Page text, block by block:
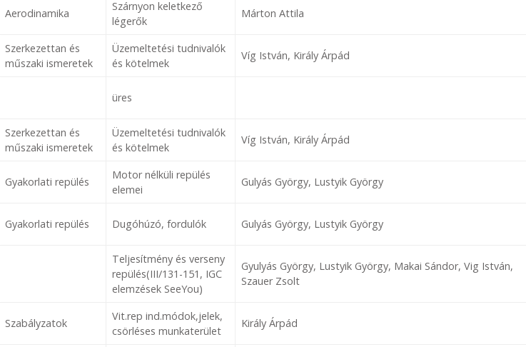
Aerodinamika
Szárnyon keletkező
légerők
Márton Attila
Szerkezettan és
műszaki ismeretek
Üzemeltetési tudnivalók
és kötelmek
Víg István, Király Árpád
üres
Szerkezettan és
műszaki ismeretek
Üzemeltetési tudnivalók
és kötelmek
Víg István, Király Árpád
Gyakorlati repülés
Motor nélküli repülés
elemei
Gulyás György, Lustyik György
Gyakorlati repülés Dugóhúzó, fordulók Gulyás György, Lustyik György
Teljesítmény és verseny
repülés(III/131-151, IGC
elemzések SeeYou)
Gyulyás György, Lustyik György, Makai Sándor, Vig István,
Szauer Zsolt
Szabályzatok
Vit.rep ind.módok,jelek,
csörléses munkaterület
Király Árpád